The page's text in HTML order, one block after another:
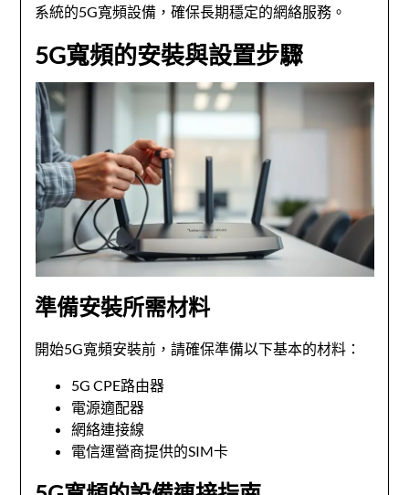
系統的5G寬頻設備，確保長期穩定的網絡服務。
5G寬頻的安裝與設置步驟
準備安裝所需材料
開始5G寬頻安裝前，請確保準備以下基本的材料：
5G CPE路由器
電源適配器
網絡連接線
電信運營商提供的SIM卡